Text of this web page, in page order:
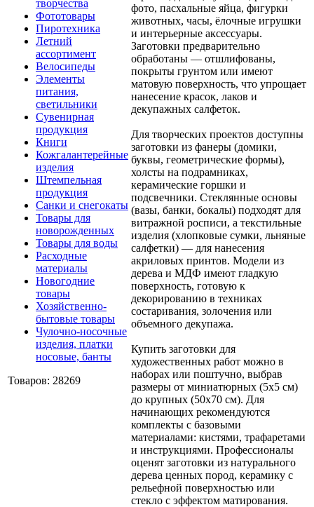
творчества
Фототовары
Пиротехника
Летний
ассортимент
Велосипеды
Элементы
питания,
светильники
Сувенирная
продукция
Книги
Кожгалантерейные
изделия
Штемпельная
продукция
Санки и снегокаты
Товары для
новорожденных
Товары для воды
Расходные
материалы
Новогодние
товары
Хозяйственно-
бытовые товары
Чулочно-носочные
изделия, платки
носовые, банты
Товаров: 28269
фото, пасхальные яйца, фигурки
животных, часы, ёлочные игрушки
и интерьерные аксессуары.
Заготовки предварительно
обработаны — отшлифованы,
покрыты грунтом или имеют
матовую поверхность, что упрощает
нанесение красок, лаков и
декупажных салфеток.
Для творческих проектов доступны
заготовки из фанеры (домики,
буквы, геометрические формы),
холсты на подрамниках,
керамические горшки и
подсвечники. Стеклянные основы
(вазы, банки, бокалы) подходят для
витражной росписи, а текстильные
изделия (хлопковые сумки, льняные
салфетки) — для нанесения
акриловых принтов. Модели из
дерева и МДФ имеют гладкую
поверхность, готовую к
декорированию в техниках
состаривания, золочения или
объемного декупажа.
Купить заготовки для
художественных работ можно в
наборах или поштучно, выбрав
размеры от миниатюрных (5x5 см)
до крупных (50x70 см). Для
начинающих рекомендуются
комплекты с базовыми
материалами: кистями, трафаретами
и инструкциями. Профессионалы
оценят заготовки из натурального
дерева ценных пород, керамику с
рельефной поверхностью или
стекло с эффектом матирования.